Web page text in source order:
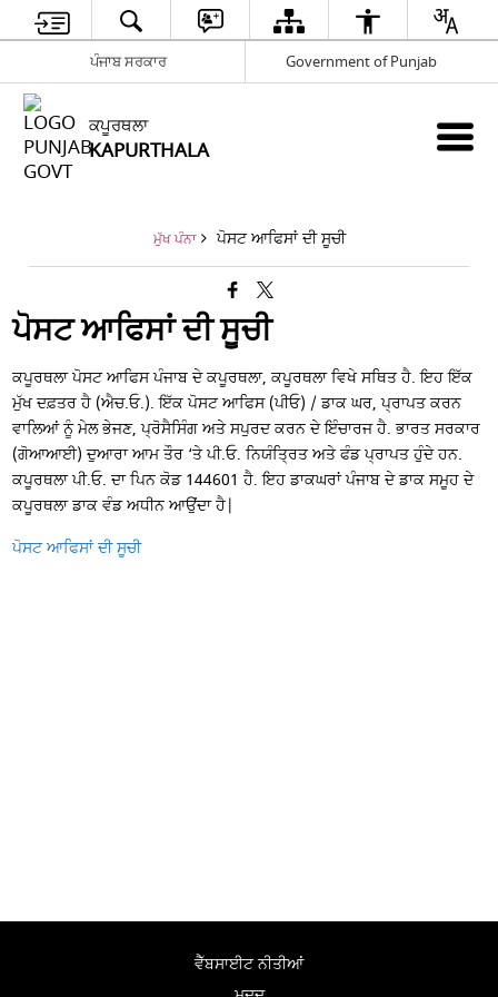
ਪੰਜਾਬ ਸਰਕਾਰ Government of Punjab
ਕਪੂਰਥਲਾ
KAPURTHALA
ਮੁੱਖ ਪੰਨਾ ਪੋਸਟ ਆਫਿਸਾਂ ਦੀ ਸੂਚੀ
ਪੋਸਟ ਆਫਿਸਾਂ ਦੀ ਸੂਚੀ
ਕਪੂਰਥਲਾ ਪੋਸਟ ਆਫਿਸ ਪੰਜਾਬ ਦੇ ਕਪੂਰਥਲਾ, ਕਪੂਰਥਲਾ ਵਿਖੇ ਸਥਿਤ ਹੈ. ਇਹ ਇੱਕ
ਮੁੱਖ ਦਫ਼ਤਰ ਹੈ (ਐਚ.ਓ.). ਇੱਕ ਪੋਸਟ ਆਫਿਸ (ਪੀਓ) / ਡਾਕ ਘਰ, ਪ੍ਰਾਪਤ ਕਰਨ
ਵਾਲਿਆਂ ਨੂੰ ਮੇਲ ਭੇਜਣ, ਪ੍ਰੋਸੈਸਿੰਗ ਅਤੇ ਸਪੁਰਦ ਕਰਨ ਦੇ ਇੰਚਾਰਜ ਹੈ. ਭਾਰਤ ਸਰਕਾਰ
(ਗੋਆਆਈ) ਦੁਆਰਾ ਆਮ ਤੌਰ ‘ਤੇ ਪੀ.ਓ. ਨਿਯੰਤ੍ਰਿਤ ਅਤੇ ਫੰਡ ਪ੍ਰਾਪਤ ਹੁੰਦੇ ਹਨ.
ਕਪੂਰਥਲਾ ਪੀ.ਓ. ਦਾ ਪਿਨ ਕੋਡ 144601 ਹੈ. ਇਹ ਡਾਕਘਰਾਂ ਪੰਜਾਬ ਦੇ ਡਾਕ ਸਮੂਹ ਦੇ
ਕਪੂਰਥਲਾ ਡਾਕ ਵੰਡ ਅਧੀਨ ਆਉਂਦਾ ਹੈ|
ਪੋਸਟ ਆਫਿਸਾਂ ਦੀ ਸੂਚੀ
ਵੈੱਬਸਾਈਟ ਨੀਤੀਆਂ